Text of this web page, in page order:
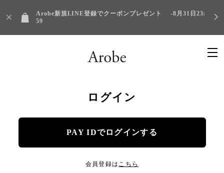
Arobe新規LINE登録でクーポンプレゼント -8月31日23:
59
ログイン
PAY IDでログインする
会員登録は こちら